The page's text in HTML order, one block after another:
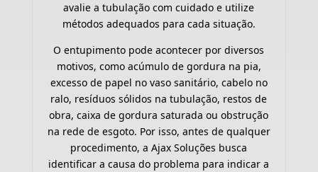
avalie a tubulação com cuidado e utilize
métodos adequados para cada situação.
O entupimento pode acontecer por diversos
motivos, como acúmulo de gordura na pia,
excesso de papel no vaso sanitário, cabelo no
ralo, resíduos sólidos na tubulação, restos de
obra, caixa de gordura saturada ou obstrução
na rede de esgoto. Por isso, antes de qualquer
procedimento, a Ajax Soluções busca
identificar a causa do problema para indicar a